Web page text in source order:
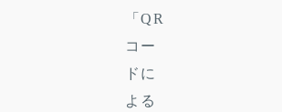
「QR
コー
ドに
よる